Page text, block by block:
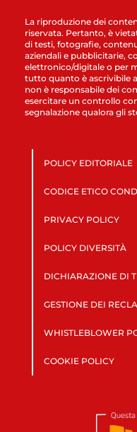
La riproduzione dei
riservata. Pertanto, è
di testi, fotografie,
aziendali e pubblicitarie,
elettronico/digitale o per
tutto quanto è ascrivibile
non è responsabile dei
esercitare un controllo
segnalazione qualora gli
POLICY EDITORIALE
CODICE ETICO
PRIVACY POLICY
POLICY DIVERSITÀ
DICHIARAZIONE DI
GESTIONE DEI
WHISTLEBLOWER
COOKIE POLICY